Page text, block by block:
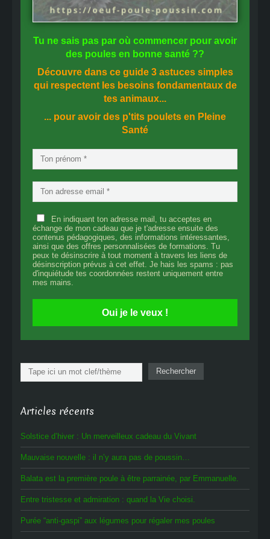
Tu ne sais pas par où commencer pour avoir
des poules en bonne santé ??
Découvre dans ce guide 3 astuces simples
qui respectent les besoins fondamentaux de
tes animaux...
... pour avoir des p'tits poulets en Pleine
Santé
En indiquant ton adresse mail, tu acceptes en
échange de mon cadeau que je t'adresse ensuite des
contenus pédagogiques, des informations intéressantes,
ainsi que des offres personnalisées de formations. Tu
peux te désinscrire à tout moment à travers les liens de
désinscription prévus à cet effet. Je hais les spams : pas
d'inquiétude tes coordonnées restent uniquement entre
mes mains.
Oui je le veux !
Rechercher Rechercher
Articles récents
Solstice d’hiver : Un merveilleux cadeau du Vivant
Mauvaise nouvelle : il n’y aura pas de poussin…
Balata est la première poule à être parrainée, par Emmanuelle.
Entre tristesse et admiration : quand la Vie choisi.
Purée “anti-gaspi” aux légumes pour régaler mes poules